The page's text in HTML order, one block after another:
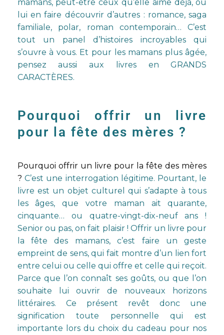
mamans, peut-être ceux qu’elle aime déjà, ou
lui en faire découvrir d’autres : romance, saga
familiale, polar, roman contemporain… C’est
tout un panel d’histoires incroyables qui
s’ouvre à vous. Et pour les mamans plus âgée,
pensez aussi aux
livres en GRANDS
CARACTÈRES.
Pourquoi offrir un livre
pour la fête des mères ?
Pourquoi offrir un livre pour la fête des mères
? C’est une interrogation légitime. Pourtant, le
livre est un objet culturel qui s’adapte à tous
les âges, que votre maman ait quarante,
cinquante… ou quatre-vingt-dix-neuf ans !
Senior ou pas, on fait plaisir ! Offrir un livre pour
la fête des mamans, c’est faire un geste
empreint de sens, qui fait montre d’un lien fort
entre celui ou celle qui offre et celle qui reçoit.
Parce que l’on connaît ses goûts, ou que l’on
souhaite lui ouvrir de nouveaux horizons
littéraires. Ce présent revêt donc une
signification toute personnelle qui est
importante lors du choix du cadeau pour nos